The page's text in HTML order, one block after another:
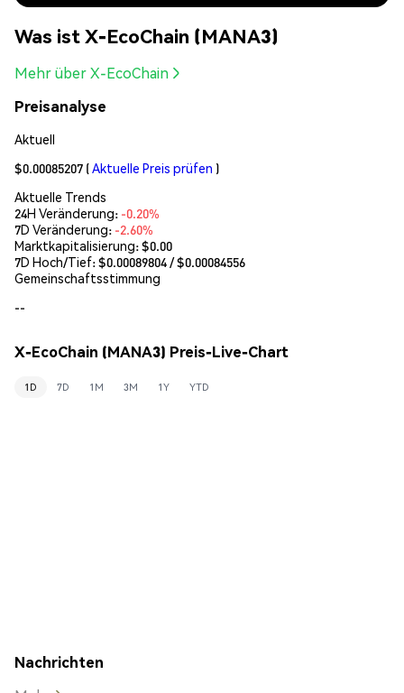
Was ist X-EcoChain (MANA3)
Mehr über X-EcoChain
Preisanalyse
Aktuell
$0.00085207 (Aktuelle Preis prüfen )
Aktuelle Trends
24H Veränderung: -0.20%
7D Veränderung: -2.60%
Marktkapitalisierung:$0.00
7D Hoch/Tief: $0.00089804/ $0.00084556
Gemeinschaftsstimmung
--
X-EcoChain (MANA3) Preis-Live-Chart
1D 7D 1M 3M 1Y YTD
Nachrichten